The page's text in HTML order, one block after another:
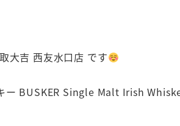
大吉 西友水口店 です
ー BUSKER Single Malt Irish